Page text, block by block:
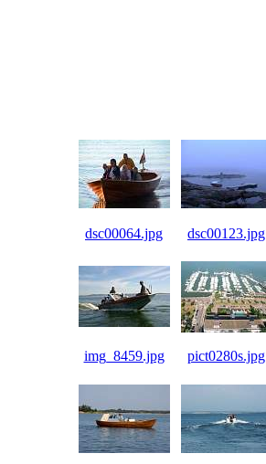
dsc00064.jpg dsc00123.jpg
img_8459.jpg pict0280s.jpg